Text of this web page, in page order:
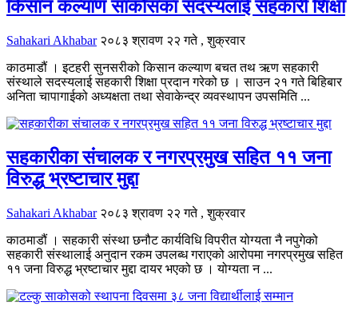
किसान कल्याण साकोसका सदस्यलाई सहकारी शिक्षा
Sahakari Akhabar २०८३ श्रावण २२ गते , शुक्रवार
काठमाडौं । इटहरी सुनसरीको किसान कल्याण बचत तथ ऋण सहकारी
संस्थाले सदस्यलाई सहकारी शिक्षा प्रदान गरेको छ । साउन २१ गते बिहिबार
अनिता चापागाईको अध्यक्षता तथा सेवाकेन्द्र व्यवस्थापन उपसमिति ...
सहकारीका संचालक र नगरप्रमुख सहित ११ जना
विरुद्ध भ्रष्टाचार मुद्दा
Sahakari Akhabar २०८३ श्रावण २२ गते , शुक्रवार
काठमाडौं । सहकारी संस्था छनौट कार्यविधि विपरीत योग्यता नै नपुगेको
सहकारी संस्थालाई अनुदान रकम उपलब्ध गराएको आरोपमा नगरप्रमुख सहित
११ जना विरुद्ध भ्रष्टाचार मुद्दा दायर भएको छ । योग्यता न ...